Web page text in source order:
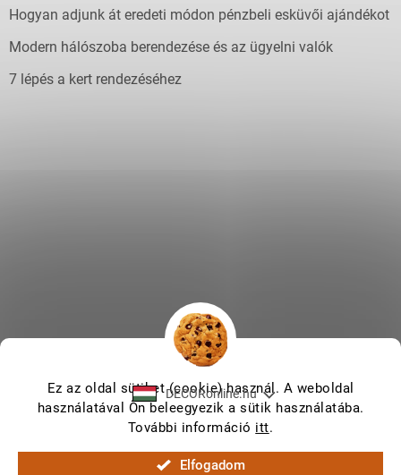
Ez az oldal sütiket (cookie) használ. A weboldal
használatával Ön beleegyezik a sütik használatába.
További információ itt.
Elfogadom
Hogyan adjunk át eredeti módon pénzbeli esküvői ajándékot
Modern hálószoba berendezése és az ügyelni valók
7 lépés a kert rendezéséhez
DECORonline.hu
Shoptet készítette